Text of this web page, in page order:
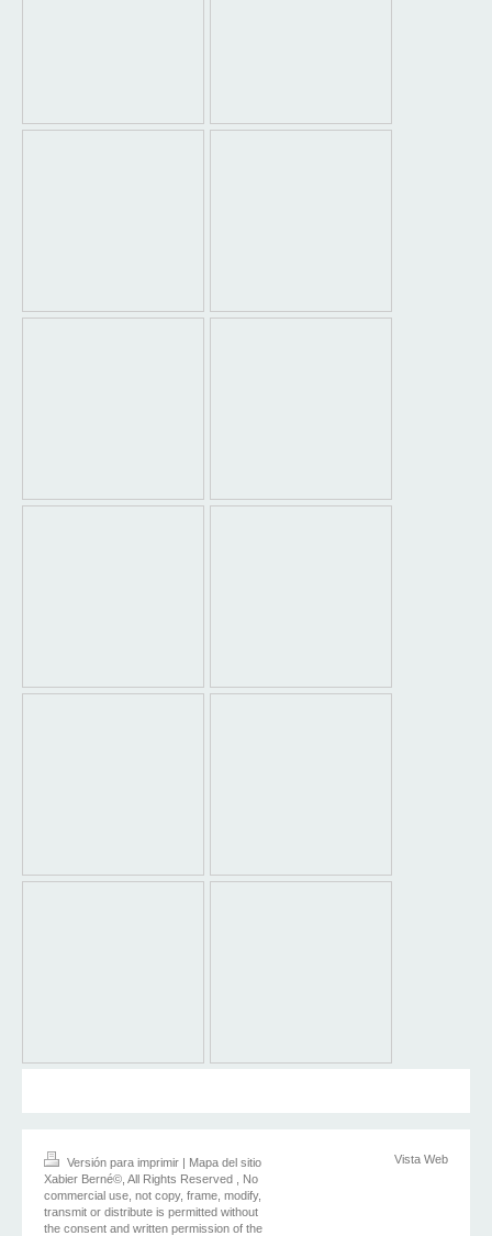
Versión para imprimir | Mapa del sitio
Xabier Berné©, All Rights Reserved , No
commercial use, not copy, frame, modify,
transmit or distribute is permitted without
the consent and written permission of the
Vista Web